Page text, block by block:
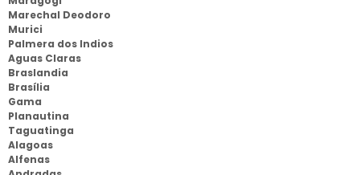
Marechal Deodoro
Murici
Palmera dos Indios
Aguas Claras
Braslandia
Brasília
Gama
Planautina
Taguatinga
Alagoas
Alfenas